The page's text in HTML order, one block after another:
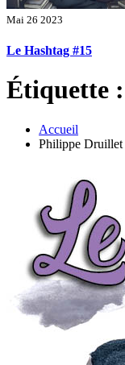
Mai 26 2023
Le Hashtag #15
Étiquette
Accueil
Philippe Druillet